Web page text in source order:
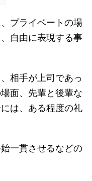
プライベートの場
自由に表現する事
相手が上司であっ
面、先輩と後輩な
は、ある程度の礼
一貫させるなどの